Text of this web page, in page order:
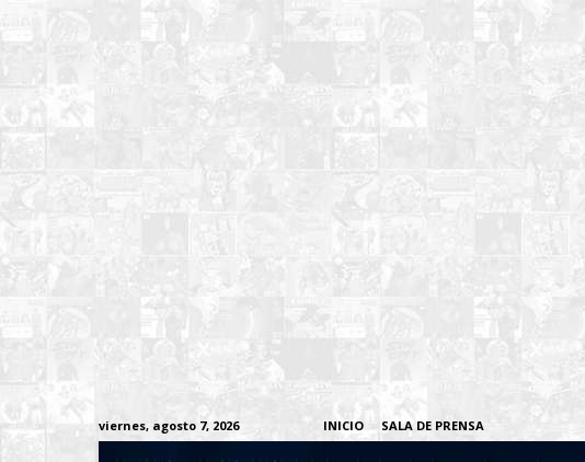
viernes, agosto 7, 2026 INICIO SALA DE PRENSA